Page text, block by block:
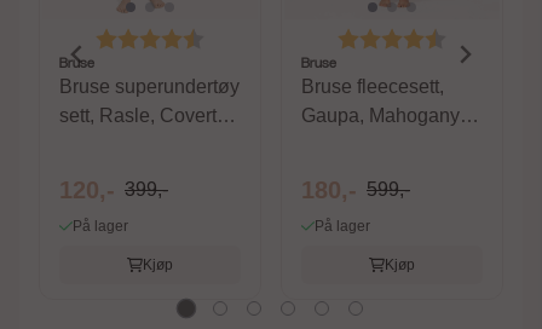
Karakter:
Bruse
Bruse superundertøy
sett, Rasle, Covert
120,- 399,-
På lager
Kjøp
Karakter:
Bruse
Bruse fleecesett,
Gaupa, Mahogany
180,- 599,-
På lager
Kjøp